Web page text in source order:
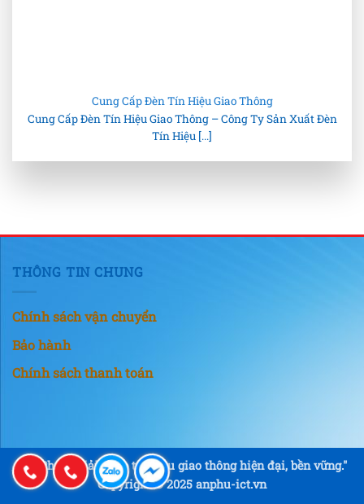
Cung Cấp Đèn Tín Hiệu Giao Thông
Cung Cấp Đèn Tín Hiệu Giao Thông – Công Ty Sản Xuất Đèn
Tín Hiệu [...]
THÔNG TIN CHUNG
Chính sách vận chuyển
Bảo hành
Chính sách thanh toán
"An Phú – Giải pháp tín hiệu giao thông hiện đại, bền vững."
Copyright © 2025 anphu-ict.vn